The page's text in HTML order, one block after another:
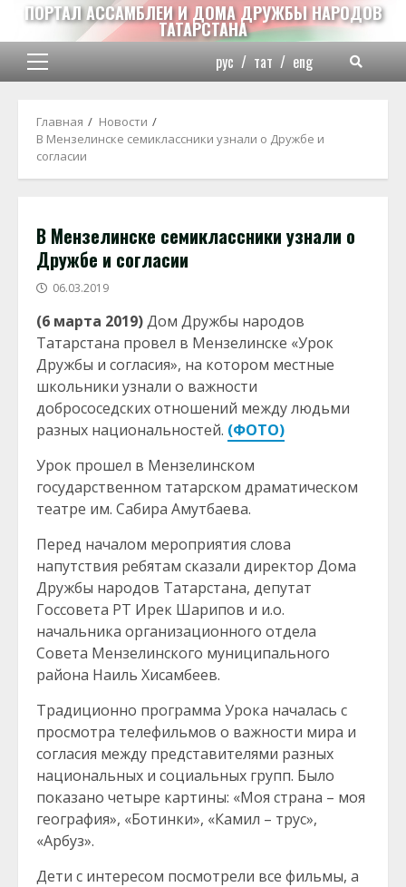
Перейти
содержимому
ПОРТАЛ АССАМБЛЕИ И ДОМА ДРУЖБЫ НАРОДОВ
ТАТАРСТАНА
Основное
рус / тат / eng
Главная
Новости
В Мензелинске семиклассники узнали о Дружбе и
согласии
В Мензелинске семиклассники узнали о
Дружбе и согласии
06.03.2019
(6 марта 2019)Дом Дружбы народов
Татарстана провел в Мензелинске «Урок
Дружбы и согласия», на котором местные
школьники узнали о важности
добрососедских отношений между людьми
разных национальностей. (ФОТО)
Урок прошел в Мензелинском
государственном татарском драматическом
театре им. Сабира Амутбаева.
Перед началом мероприятия слова
напутствия ребятам сказали директор Дома
Дружбы народов Татарстана, депутат
Госсовета РТ Ирек Шарипов и и.о.
начальника организационного отдела
Совета Мензелинского муниципального
района Наиль Хисамбеев.
Традиционно программа Урока началась с
просмотра телефильмов о важности мира и
согласия между представителями разных
национальных и социальных групп. Было
показано четыре картины: «Моя страна – моя
география», «Ботинки», «Камил – трус»,
«Арбуз».
Дети с интересом посмотрели все фильмы, а